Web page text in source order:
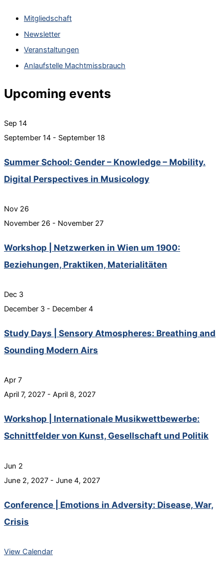
Mitgliedschaft
Newsletter
Veranstaltungen
Anlaufstelle Machtmissbrauch
Upcoming events
Sep 14
September 14 - September 18
Summer School: Gender – Knowledge – Mobility.
Digital Perspectives in Musicology
Nov 26
November 26 - November 27
Workshop | Netzwerken in Wien um 1900:
Beziehungen, Praktiken, Materialitäten
Dec 3
December 3 - December 4
Study Days | Sensory Atmospheres: Breathing and
Sounding Modern Airs
Apr 7
April 7, 2027 - April 8, 2027
Workshop | Internationale Musikwettbewerbe:
Schnittfelder von Kunst, Gesellschaft und Politik
Jun 2
June 2, 2027 - June 4, 2027
Conference | Emotions in Adversity: Disease, War,
Crisis
View Calendar